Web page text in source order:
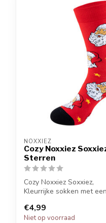
NOXXIEZ
Cozy Noxxiez
Sterren
Cozy Noxxiez Soxxiez,
Kleurrijke sokken met
Ki...
€4,99
Niet op voorraad